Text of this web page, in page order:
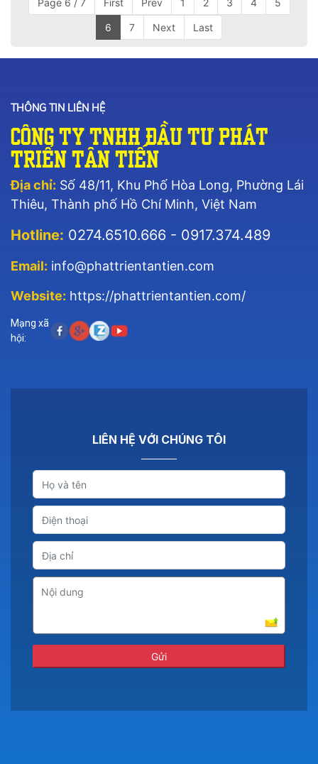
Page 6 / 7 First Prev 1 2 3 4 5
6 7 Next Last
THÔNG TIN LIÊN HỆ
Công Ty TNHH Đầu Tư Phát
Triển Tân Tiến
Địa chỉ: Số 48/11, Khu Phố Hòa Long, Phường Lái
Thiêu, Thành phố Hồ Chí Minh, Việt Nam
Hotline: 0274.6510.666 - 0917.374.489
Email: info@phattrientantien.com
Website: https://phattrientantien.com/
Mạng xã
hội:
LIÊN HỆ VỚI CHÚNG TÔI